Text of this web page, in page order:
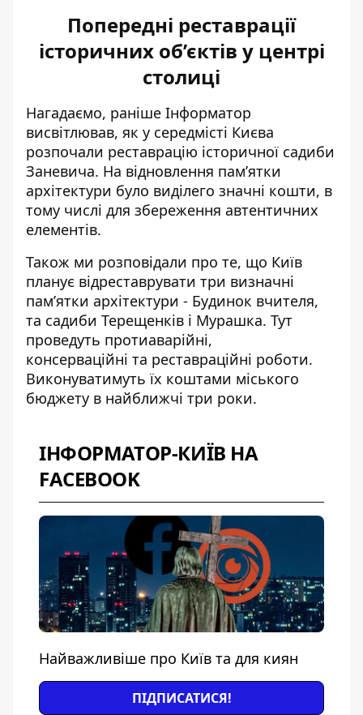
Попередні реставрації
історичних об’єктів у центрі
столиці
Нагадаємо, раніше Інформатор
висвітлював, як у середмісті Києва
розпочали реставрацію історичної садиби
Заневича. На відновлення пам’ятки
архітектури було виділего значні кошти, в
тому числі для збереження автентичних
елементів.
Також ми розповідали про те, що Київ
планує відреставрувати три визначні
пам’ятки архітектури - Будинок вчителя,
та садиби Терещенків і Мурашка. Тут
проведуть протиаварійні,
консерваційні та реставраційні роботи.
Виконуватимуть їх коштами міського
бюджету в найближчі три роки.
ІНФОРМАТОР-КИЇВ НА
FACEBOOK
Найважливіше про Київ та для киян
ПІДПИСАТИСЯ!